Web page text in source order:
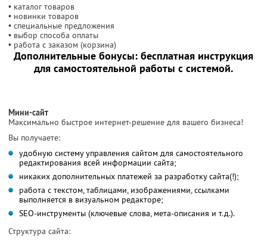
• каталог товаров
• новинки товаров
• специальные предложения
• выбор способа оплаты
• работа с заказом (корзина)
Дополнительные бонусы: бесплатная инструкция
для самостоятельной работы с системой.
Мини-сайт
Максимально быстрое интернет-решение для вашего бизнеса!
Вы получаете:
удобную систему управления сайтом для самостоятельного
редактирования всей информации сайта;
никаких дополнительных платежей за разработку сайта(!);
работа с текстом, таблицами, изображениями, ссылками
выполняется в визуальном редакторе;
SEO-инструменты (ключевые слова, мета-описания и т.д.).
Структура сайта: